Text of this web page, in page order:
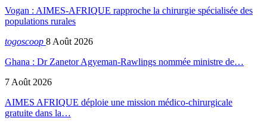
Vogan : AIMES-AFRIQUE rapproche la chirurgie spécialisée des
populations rurales
togoscoop 8 Août 2026
Ghana : Dr Zanetor Agyeman-Rawlings nommée ministre de…
7 Août 2026
AIMES AFRIQUE déploie une mission médico-chirurgicale
gratuite dans la…